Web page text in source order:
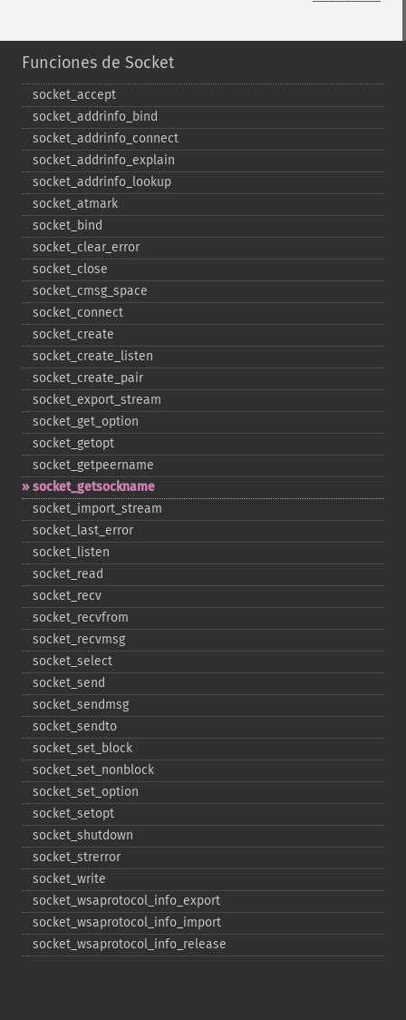
Funciones de Socket
socket_​accept
socket_​addrinfo_​bind
socket_​addrinfo_​connect
socket_​addrinfo_​explain
socket_​addrinfo_​lookup
socket_​atmark
socket_​bind
socket_​clear_​error
socket_​close
socket_​cmsg_​space
socket_​connect
socket_​create
socket_​create_​listen
socket_​create_​pair
socket_​export_​stream
socket_​get_​option
socket_​getopt
socket_​getpeername
socket_​getsockname
socket_​import_​stream
socket_​last_​error
socket_​listen
socket_​read
socket_​recv
socket_​recvfrom
socket_​recvmsg
socket_​select
socket_​send
socket_​sendmsg
socket_​sendto
socket_​set_​block
socket_​set_​nonblock
socket_​set_​option
socket_​setopt
socket_​shutdown
socket_​strerror
socket_​write
socket_​wsaprotocol_​info_​export
socket_​wsaprotocol_​info_​import
socket_​wsaprotocol_​info_​release